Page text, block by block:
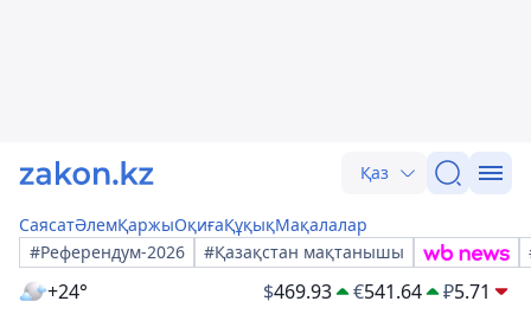
Қаз
СаясатӘлемҚаржыОқиғаҚұқықМақалалар
#Референдум-2026
#Қазақстан мақтанышы
+24° $469.93 €541.64 ₽5.71